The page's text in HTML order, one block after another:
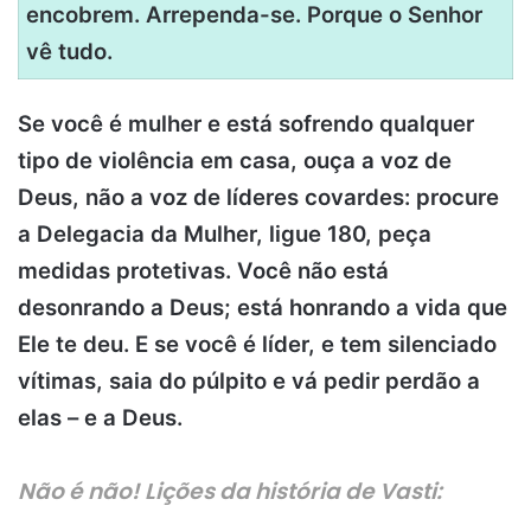
encobrem. Arrependa-se. Porque o Senhor
vê tudo.
Se você é mulher e está sofrendo qualquer
tipo de violência em casa, ouça a voz de
Deus, não a voz de líderes covardes: procure
a Delegacia da Mulher, ligue 180, peça
medidas protetivas. Você não está
desonrando a Deus; está honrando a vida que
Ele te deu. E se você é líder, e tem silenciado
vítimas, saia do púlpito e vá pedir perdão a
elas – e a Deus.
Não é não!Lições da história de Vasti: